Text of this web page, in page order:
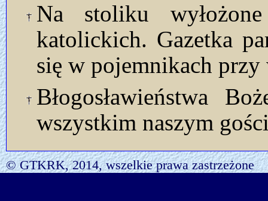
Na stoliku
katolickich. Gazetka
się w pojemnikach przy
Błogosławieństwa
wszystkim naszym
© GTKRK, 2014, wszelkie prawa zastrzeżone